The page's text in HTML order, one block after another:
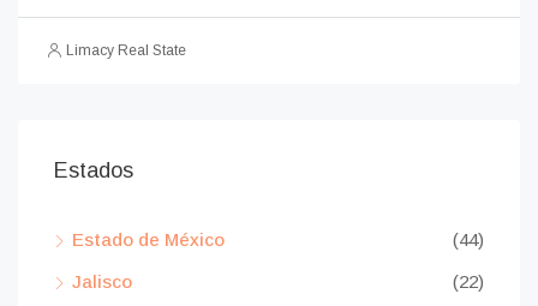
Limacy Real State
Estados
Estado de México (44)
Jalisco (22)